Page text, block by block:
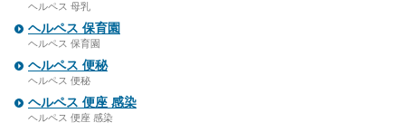
ヘルペス 母乳
ヘルペス 保育園
ヘルペス 保育園
ヘルペス 便秘
ヘルペス 便秘
ヘルペス 便座 感染
ヘルペス 便座 感染